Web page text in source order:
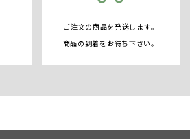
ご注文の商品を発送します。
商品の到着をお待ち下さい。